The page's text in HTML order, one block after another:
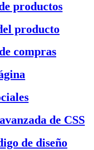
productos
producto
compras
de CSS
de diseño